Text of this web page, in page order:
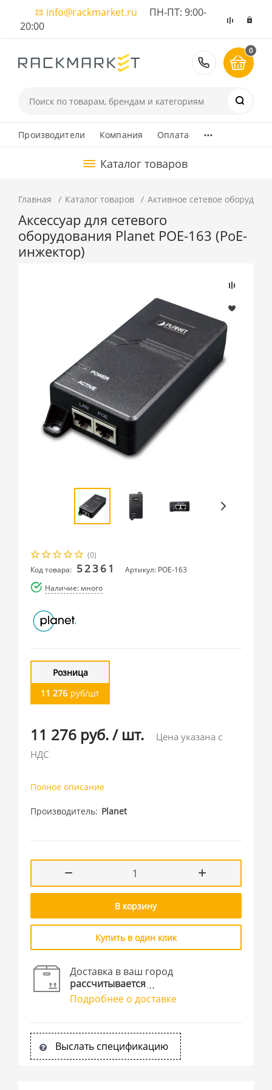
info@rackmarket.ru ПН-ПТ: 9:00-
20:00
8 (495)
0
Производители Компания Оплата ...
Каталог товаров
Главная Каталог товаров Активное сетевое
Аксессуар для сетевого
оборудования Planet POE-163 (PoE-
инжектор)
(0)
Код товара: 52361
Артикул: POE-163
Наличие: много
Розница
11 276 руб/шт
11 276 руб./ шт.
Цена указана с
НДС
Полное описание
Производитель Planet
В корзину
Купить в один клик
Доставка в ваш город
рассчитывается
Подробнее о доставке
Выслать спецификацию